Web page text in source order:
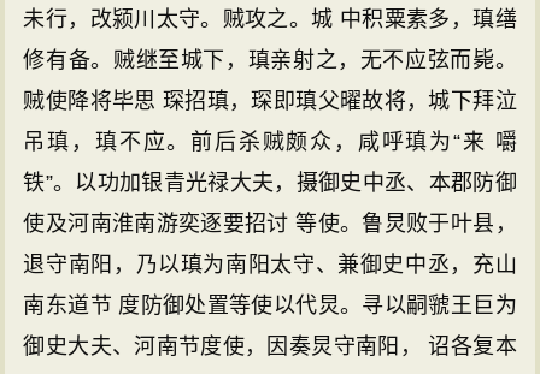
未行，改颍川太守。贼攻之。城 中积粟素多，瑱缮
修有备。贼继至城下，瑱亲射之，无不应弦而毙。
贼使降将毕思 琛招瑱，琛即瑱父曜故将，城下拜泣
吊瑱，瑱不应。前后杀贼颇众，咸呼瑱为“来 嚼
铁”。以功加银青光禄大夫，摄御史中丞、本郡防御
使及河南淮南游奕逐要招讨 等使。鲁炅败于叶县，
退守南阳，乃以瑱为南阳太守、兼御史中丞，充山
南东道节 度防御处置等使以代炅。寻以嗣虢王巨为
御史大夫、河南节度使，因奏炅守南阳， 诏各复本